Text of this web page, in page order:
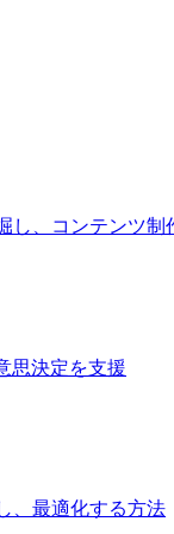
し、コンテンツ制
思決定を支援
、最適化する方法